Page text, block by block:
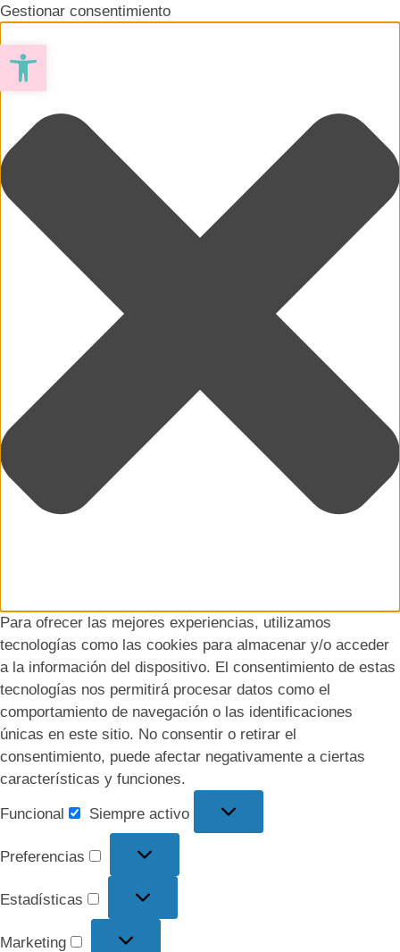
Gestionar consentimiento
Para ofrecer las mejores experiencias, utilizamos
tecnologías como las cookies para almacenar y/o acceder
a la información del dispositivo. El consentimiento de estas
tecnologías nos permitirá procesar datos como el
comportamiento de navegación o las identificaciones
únicas en este sitio. No consentir o retirar el
consentimiento, puede afectar negativamente a ciertas
características y funciones.
Funcional Siempre activo
Preferencias
Estadísticas
Marketing
Abrir barra de herramientas